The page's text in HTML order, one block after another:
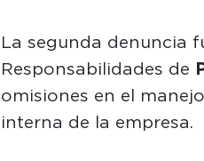
La segunda denuncia
Responsabilidades de
omisiones en el
interna de la empresa.